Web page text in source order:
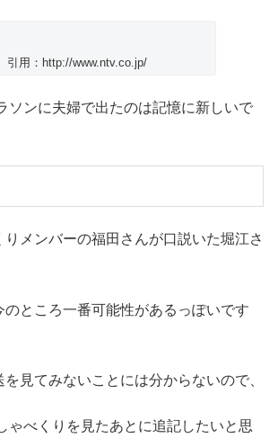
引用：http://www.ntv.co.jp/
ソンに夫婦で出たのは記憶に新しいで
りメンバーの福田さんが口説いた堀江さ
のところ一番可能性があるっぽいです
見てみないことには分からないので、
ゃべくりを見たあとに追記したいと思